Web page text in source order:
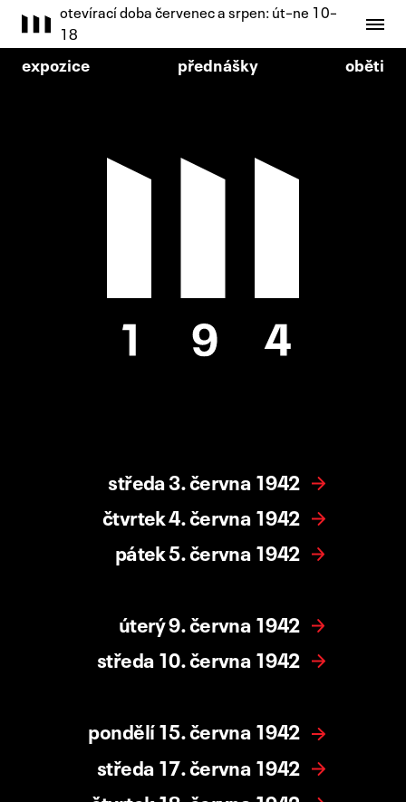
otevírací doba červenec a srpen: út–ne 10–
18
expozice přednášky oběti
středa 3. června 1942
čtvrtek 4. června 1942
pátek 5. června 1942
úterý 9. června 1942
středa 10. června 1942
pondělí 15. června 1942
středa 17. června 1942